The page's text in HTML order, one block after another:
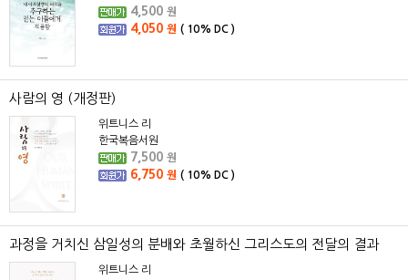
4,500 원
4,050 원 ( 10% DC )
사람의 영 (개정판)
위트니스 리
한국복음서원
7,500 원
6,750 원 ( 10% DC )
과정을 거치신 삼일성의 분배와 초월하신 그리스도의 전달의 결과
위트니스 리